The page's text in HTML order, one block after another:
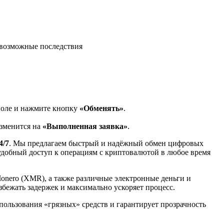
последствия
и нажмите кнопку «Обменять».
на «Выполненная заявка».
7. Мы предлагаем быстрый и надёжный обмен цифровых
доступ к операциям с криптовалютой в любое время
(XMR), а также различные электронные деньги и
задержек и максимально ускоряет процесс.
«грязных» средств и гарантирует прозрачность